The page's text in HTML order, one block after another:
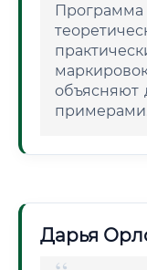
объясняют
Дарья